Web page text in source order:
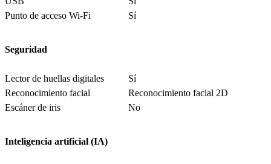
Punto de acceso Wi-Fi
Sí
Seguridad
Lector de huellas digitales
Sí
Reconocimiento facial
Reconocimiento facial 2D
Escáner de iris
No
Inteligencia artificial (IA)